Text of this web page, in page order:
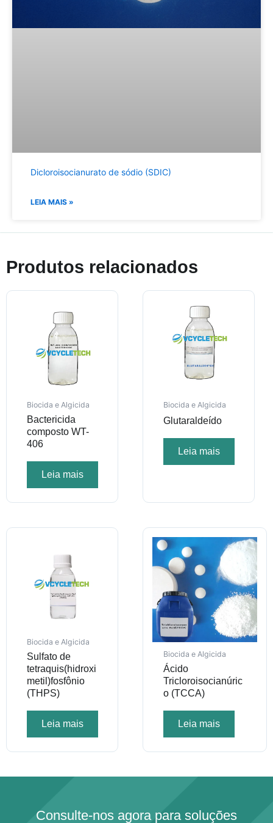
Dicloroisocianurato de sódio (SDIC)
LEIA MAIS »
Produtos relacionados
Biocida e Algicida
Bactericida
composto WT-
406
Leia mais
Biocida e Algicida
Glutaraldeído
Leia mais
Biocida e Algicida
Sulfato de
tetraquis(hidroxi
metil)fosfônio
(THPS)
Leia mais
Biocida e Algicida
Ácido
Tricloroisocianúric
o (TCCA)
Leia mais
Consulte-nos agora para soluções